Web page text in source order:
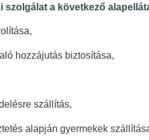
szolgálat a következő
hozzájutás biztosítása,
szállítás,
alapján gyermekek